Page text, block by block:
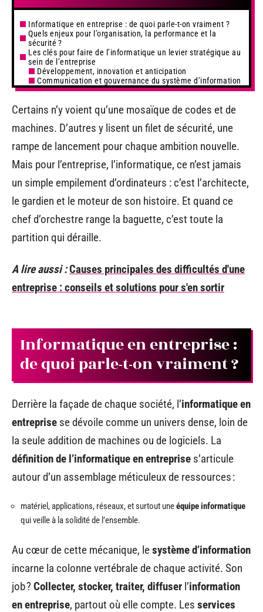
Informatique en entreprise : de quoi parle-t-on vraiment ?
Quels enjeux pour l’organisation, la performance et la
sécurité ?
Les clés pour faire de l’informatique un levier stratégique au
sein de l’entreprise
Développement, innovation et anticipation
Communication et gouvernance du système d’information
Certains n’y voient qu’une mosaïque de codes et de
machines. D’autres y lisent un filet de sécurité, une
rampe de lancement pour chaque ambition nouvelle.
Mais pour l’entreprise, l’informatique, ce n’est jamais
un simple empilement d’ordinateurs : c’est l’architecte,
le gardien et le moteur de son histoire. Et quand ce
chef d’orchestre range la baguette, c’est toute la
partition qui déraille.
A lire aussi :Causes principales des difficultés d'une
entreprise : conseils et solutions pour s'en sortir
Informatique en entreprise :
de quoi parle-t-on vraiment ?
Derrière la façade de chaque société, l’informatique en
entreprise se dévoile comme un univers dense, loin de
la seule addition de machines ou de logiciels. La
définition de l’informatique en entreprise s’articule
autour d’un assemblage méticuleux de ressources :
matériel, applications, réseaux, et surtout uneéquipe informatique
qui veille à la solidité de l’ensemble.
Au cœur de cette mécanique, lesystème d’information
incarne la colonne vertébrale de chaque activité. Son
job ?Collecter, stocker, traiter, diffuser l’information
en entreprise, partout où elle compte. Les services